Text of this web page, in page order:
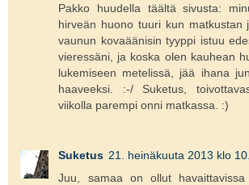
Pakko huudella täältä sivusta:
hirveän huono tuuri kun matkustan
vaunun kovaäänisin tyyppi istuu
vieressäni, ja koska olen kauhean
lukemiseen metelissä, jää ihana
haaveeksi. :-/ Suketus,
viikolla parempi onni matkassa. :)
Suketus 21. heinäkuuta 2013 klo
Juu, samaa on ollut havaittavissa